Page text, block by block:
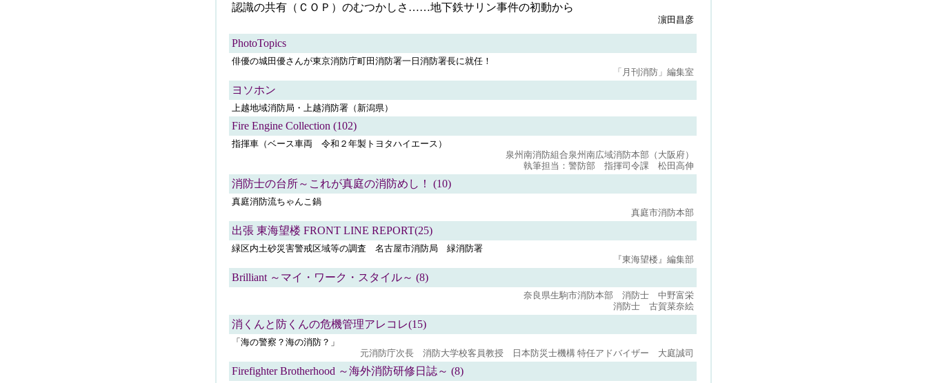
認識の共有（ＣＯＰ）のむつかしさ……地下鉄サリン事件の初動から
濵田昌彦
PhotoTopics
俳優の城田優さんが東京消防庁町田消防署一日消防署長に就任！
「月刊消防」編集室
ヨソホン
上越地域消防局・上越消防署（新潟県）
Fire Engine Collection (102)
指揮車（ベース車両 令和２年製トヨタハイエース）
泉州南消防組合泉州南広域消防本部（大阪府）
執筆担当：警防部 指揮司令課 松田高伸
消防士の台所～これが真庭の消防めし！ (10)
真庭消防流ちゃんこ鍋
真庭市消防本部
出張 東海望楼 FRONT LINE REPORT(25)
緑区内土砂災害警戒区域等の調査 名古屋市消防局 緑消防署
『東海望楼』編集部
Brilliant ～マイ・ワーク・スタイル～ (8)
奈良県生駒市消防本部 消防士 中野富栄
消防士 古賀菜奈絵
消くんと防くんの危機管理アレコレ(15)
「海の警察？海の消防？」
元消防庁次長 消防大学校客員教授 日本防災士機構 特任アドバイザー 大庭誠司
Firefighter Brotherhood ～海外消防研修日誌～ (8)